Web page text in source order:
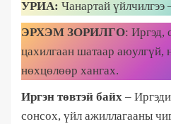
УРИА: Чанартай
ЭРХЭМ ЗОРИЛГО: Иргэд,
цахилгаан шатаар аюулгүй,
нөхцөлөөр хангах.
Иргэн төвтэй байх –
сонсох, үйл ажиллагааны